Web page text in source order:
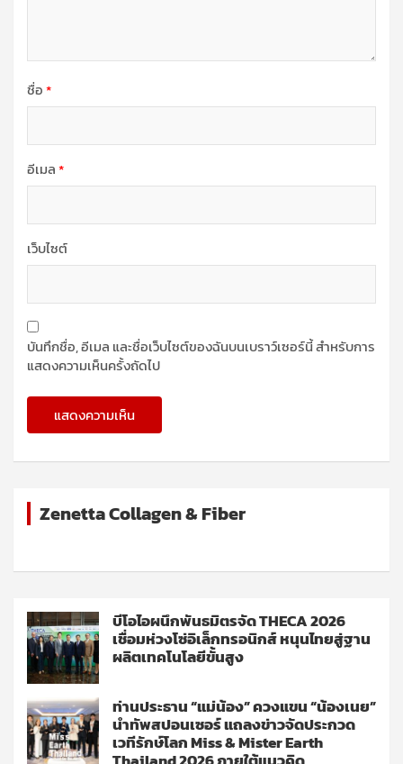
ชื่อ*
อีเมล*
เว็บไซต์
บันทึกชื่อ, อีเมล และชื่อเว็บไซต์ของฉันบนเบราว์เซอร์นี้ สำหรับการ
แสดงความเห็นครั้งถัดไป
Zenetta Collagen & Fiber
บีโอไอผนึกพันธมิตรจัด THECA 2026
เชื่อมห่วงโซ่อิเล็กทรอนิกส์ หนุนไทยสู่ฐาน
ผลิตเทคโนโลยีขั้นสูง
ท่านประธาน “แม่น้อง” ควงแขน “น้องเนย”
นำทัพสปอนเซอร์ แถลงข่าวจัดประกวด
เวทีรักษ์โลก Miss & Mister Earth